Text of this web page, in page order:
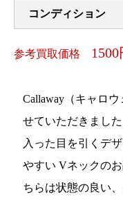
コンディション
参考買取価格
Callaway（キャロ
せていただきまし
入った目を引くデ
やすい Vネックの
ちらは状態の良い